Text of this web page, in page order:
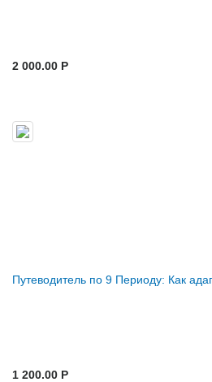
2 000.00 P
Путеводитель по 9 Периоду: Как
1 200.00 P